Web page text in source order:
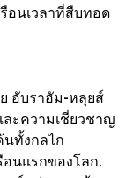
อนเวลาที่สืบทอด
อับราฮัม-หลุยส์
ละความเชี่ยวชาญ
ทั้งกลไก
นแรกของโลก,